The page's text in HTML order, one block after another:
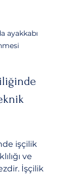
ayakkabı
işçilik
ve
İşçilik